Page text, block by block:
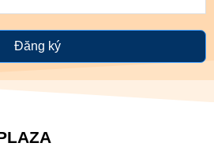
Đăng ký